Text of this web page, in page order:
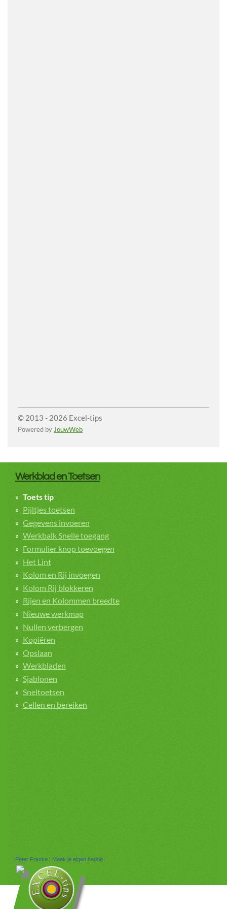
© 2013 - 2026 Excel-tips
Powered by JouwWeb
Werkblad en Toetsen
Toets tip
Pijltjes toetsen
Gegevens invoeren
Werkbalk Snelle toegang
Formulier knop toevoegen
Het Lint
Kolom en Rij invoegen
Kolom Rij blokkeren
Rijen en Kolommen breedte
Nieuwe werkmap
Nullen verbergen
Kopiëren
Opslaan
Werkbladen
Sjablonen
Sneltoetsen
Cellen en bereiken
Peter Franke | Maak je eigen badge